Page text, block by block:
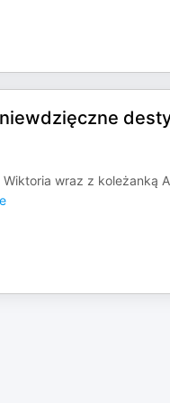
wraz z koleżanką